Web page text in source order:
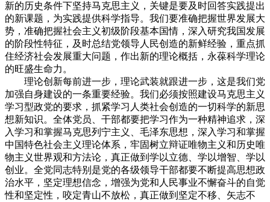
新的历史条件下坚持马克思主义，关键是要及时回答实践提出
的新课题，为实践提供科学指导。我们要准确把握世界发展大
势，准确把握社会主义初级阶段基本国情，深入研究我国发展
的阶段性特征，及时总结党领导人民创造的新鲜经验，重点抓
住经济社会发展重大问题，作出新的理论概括，永葆科学理论
的旺盛生命力。
理论创新每前进一步，理论武装就跟进一步，这是我们党
加强自身建设的一条重要经验。我们必须按照建设马克思主义
学习型政党的要求，抓紧学习人类社会创造的一切科学的新思
想新知识。全体党员、干部都要把学习作为一种精神追求，深
入学习和掌握马克思列宁主义、毛泽东思想，深入学习和掌握
中国特色社会主义理论体系，牢固树立辩证唯物主义和历史唯
物主义世界观和方法论，真正做到学以立德、学以增智、学以
创业。全党同志特别是党的各级领导干部都要不断提高思想政
治水平，坚定理想信念，增强为党和人民事业不懈奋斗的自觉
性和坚定性，咬定青山不放松，真正做到坚定不移、矢志不